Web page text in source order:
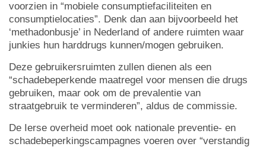
voorzien in “mobiele consumptiefaciliteiten en
consumptielocaties”. Denk dan aan bijvoorbeeld het
‘methadonbusje’ in Nederland of andere ruimten waar
junkies hun harddrugs kunnen/mogen gebruiken.
Deze gebruikersruimten zullen dienen als een
“schadebeperkende maatregel voor mensen die drugs
gebruiken, maar ook om de prevalentie van
straatgebruik te verminderen”, aldus de commissie.
De Ierse overheid moet ook nationale preventie- en
schadebeperkingscampagnes voeren over “verstandig